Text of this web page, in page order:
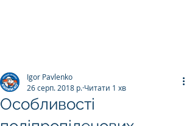
Особливості
Igor Pavlenko
26 серп. 2018 р. Читати 1 хв